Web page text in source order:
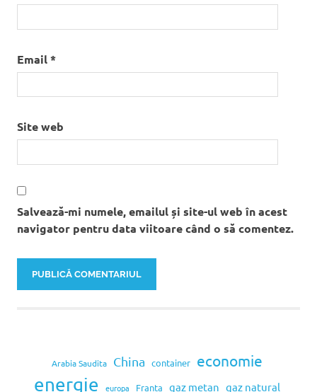
Email*
Site web
Salvează-mi numele, emailul și site-ul web în acest
navigator pentru data viitoare când o să comentez.
Arabia Saudita China container economie
energie europa Franța gaz metan gaz natural